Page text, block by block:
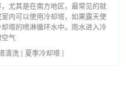
尤其是在南方地区，最常见的就
内可以使用冷却塔，如果露天使
塔的喷淋循环水中。雨水进入冷
气
清洗 | 夏季冷却塔 |